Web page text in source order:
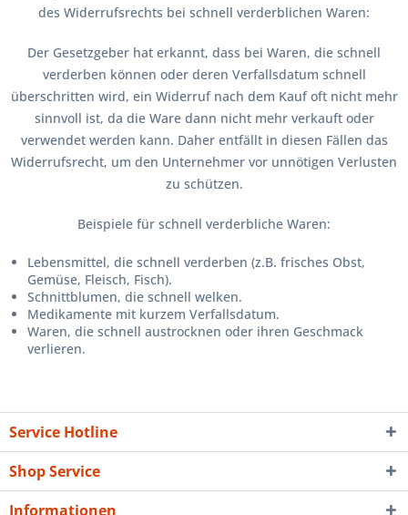
des Widerrufsrechts bei schnell verderblichen Waren:
Der Gesetzgeber hat erkannt, dass bei Waren, die schnell
verderben können oder deren Verfallsdatum schnell
überschritten wird, ein Widerruf nach dem Kauf oft nicht mehr
sinnvoll ist, da die Ware dann nicht mehr verkauft oder
verwendet werden kann. Daher entfällt in diesen Fällen das
Widerrufsrecht, um den Unternehmer vor unnötigen Verlusten
zu schützen.
Beispiele für schnell verderbliche Waren:
Lebensmittel, die schnell verderben (z.B. frisches Obst,
Gemüse, Fleisch, Fisch).
Schnittblumen, die schnell welken.
Medikamente mit kurzem Verfallsdatum.
Waren, die schnell austrocknen oder ihren Geschmack
verlieren.
Service Hotline
Shop Service
Informationen